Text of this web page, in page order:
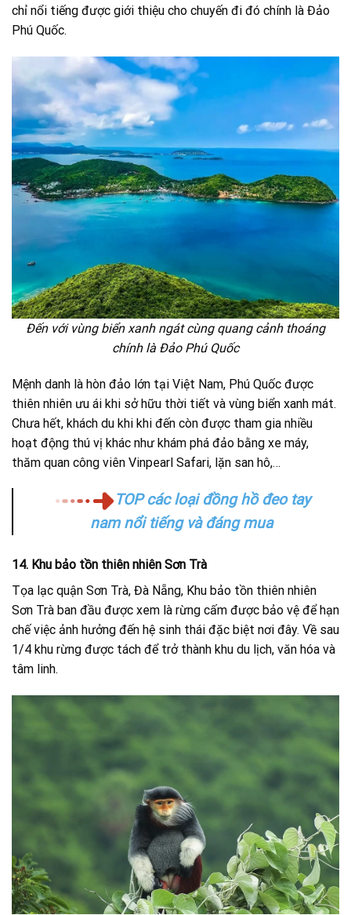
chỉ nổi tiếng được giới thiệu cho chuyến đi đó chính là Đảo
Phú Quốc.
Đến với vùng biển xanh ngát cùng quang cảnh thoáng
chính là Đảo Phú Quốc
Mệnh danh là hòn đảo lớn tại Việt Nam, Phú Quốc được
thiên nhiên ưu ái khi sở hữu thời tiết và vùng biển xanh mát.
Chưa hết, khách du khi khi đến còn được tham gia nhiều
hoạt động thú vị khác như khám phá đảo bằng xe máy,
thăm quan công viên Vinpearl Safari, lặn san hô,…
TOP các loại đồng hồ đeo tay
nam nổi tiếng và đáng mua
14. Khu bảo tồn thiên nhiên Sơn Trà
Tọa lạc quận Sơn Trà, Đà Nẵng, Khu bảo tồn thiên nhiên
Sơn Trà ban đầu được xem là rừng cấm được bảo vệ để hạn
chế việc ảnh hưởng đến hệ sinh thái đặc biệt nơi đây. Về sau
1/4 khu rừng được tách để trở thành khu du lịch, văn hóa và
tâm linh.